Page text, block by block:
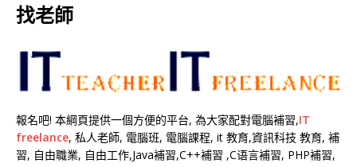
找老師
報名吧! 本綱頁提供一個方便的平台, 為大家配對電腦補習,IT
freelance, 私人老師, 電腦班, 電腦課程, it 教育,資訊科技 教育, 補
習, 自由職業, 自由工作,Java補習,C++補習 ,C语言補習, PHP補習,